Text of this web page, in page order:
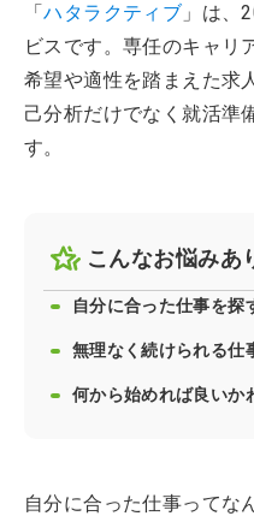
「ハタラクティブ 」は、
ビスです。専任のキャリ
希望や適性を踏まえた求
己分析だけでなく就活準
す。
こんなお悩みあ
自分に合った仕事を探
無理なく続けられる仕
何から始めれば良いか
自分に合った仕事ってな